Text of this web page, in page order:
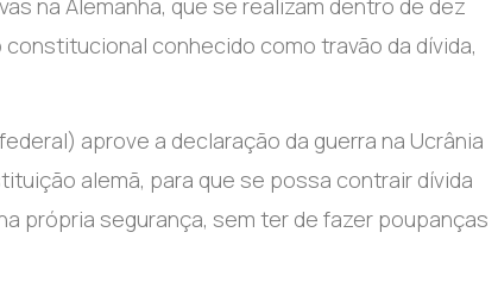
na Alemanha, que se realizam dentro de dez
conhecido como travão da dívida,
aprove a declaração da guerra na Ucrânia
alemã, para que se possa contrair dívida
própria segurança, sem ter de fazer poupanças